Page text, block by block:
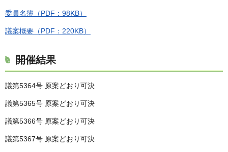
委員名簿（PDF：98KB）
議案概要（PDF：220KB）
開催結果
議第5364号 原案どおり可決
議第5365号 原案どおり可決
議第5366号 原案どおり可決
議第5367号 原案どおり可決